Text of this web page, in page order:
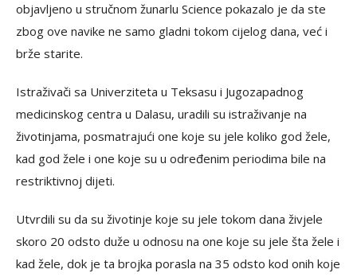
objavljeno u stručnom žunarlu Science pokazalo je da ste
zbog ove navike ne samo gladni tokom cijelog dana, već i
brže starite.
Istraživači sa Univerziteta u Teksasu i Jugozapadnog
medicinskog centra u Dalasu, uradili su istraživanje na
životinjama, posmatrajući one koje su jele koliko god žele,
kad god žele i one koje su u određenim periodima bile na
restriktivnoj dijeti.
Utvrdili su da su životinje koje su jele tokom dana živjele
skoro 20 odsto duže u odnosu na one koje su jele šta žele i
kad žele, dok je ta brojka porasla na 35 odsto kod onih koje